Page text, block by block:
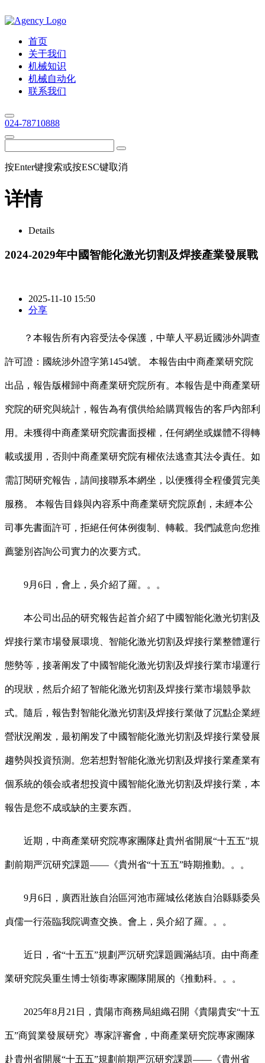
首页
关于我们
机械知识
机械自动化
联系我们
024-78710888
按Enter键搜索或按ESC键取消
详情
Details
2024-2029年中國智能化激光切割及焊接產業發展戰
2025-11-10 15:50
分享
？本報告所有內容受法令保護，中華人平易近國涉外調查
許可證：國統涉外證字第1454號。 本報告由中商產業研究院
出品，報告版權歸中商產業研究院所有。本報告是中商產業研
究院的研究與統計，報告為有償供给給購買報告的客戶內部利
用。未獲得中商產業研究院書面授權，任何網坐或媒體不得轉
載或援用，否則中商產業研究院有權依法逃查其法令責任。如
需訂閱研究報告，請间接聯系本網坐，以便獲得全程優質完美
服務。 本報告目錄與內容系中商產業研究院原創，未經本公
司事先書面許可，拒絕任何体例復制、轉載。我們誠意向您推
薦鑒別咨詢公司實力的次要方式。
9月6日，會上，吳介紹了羅。。。
本公司出品的研究報告起首介紹了中國智能化激光切割及
焊接行業市場發展環境、智能化激光切割及焊接行業整體運行
態勢等，接著阐发了中國智能化激光切割及焊接行業市場運行
的現狀，然后介紹了智能化激光切割及焊接行業市場競爭款
式。隨后，報告對智能化激光切割及焊接行業做了沉點企業經
營狀況阐发，最初阐发了中國智能化激光切割及焊接行業發展
趨勢與投資預測。您若想對智能化激光切割及焊接行業產業有
個系統的领会或者想投資中國智能化激光切割及焊接行業，本
報告是您不成或缺的主要东西。
近期，中商產業研究院專家團隊赴貴州省開展“十五五”規
劃前期严沉研究課題——《貴州省“十五五”時期推動。。。
9月6日，廣西壯族自治區河池市羅城仫佬族自治縣縣委吳
貞儒一行蒞臨我院调查交换。會上，吳介紹了羅。。。
近日，省“十五五”規劃严沉研究課題圓滿結項。由中商產
業研究院吳重生博士領銜專家團隊開展的《推動科。。。
2025年8月21日，貴陽市商務局組織召開《貴陽貴安“十五
五”商貿業發展研究》專家評審會，中商產業研究院專家團隊
赴貴州省開展“十五五”規劃前期严沉研究課題——《貴州省